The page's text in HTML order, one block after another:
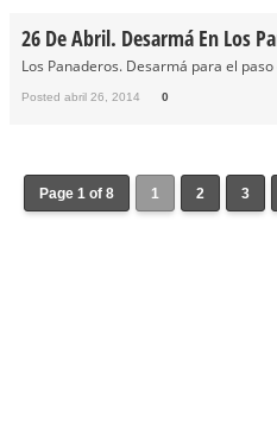
26 De Abril. Desarmá En Los
Los Panaderos. Desarmá para el
Posted abril 26, 2014 0
Page 1 of 8 1 2 3